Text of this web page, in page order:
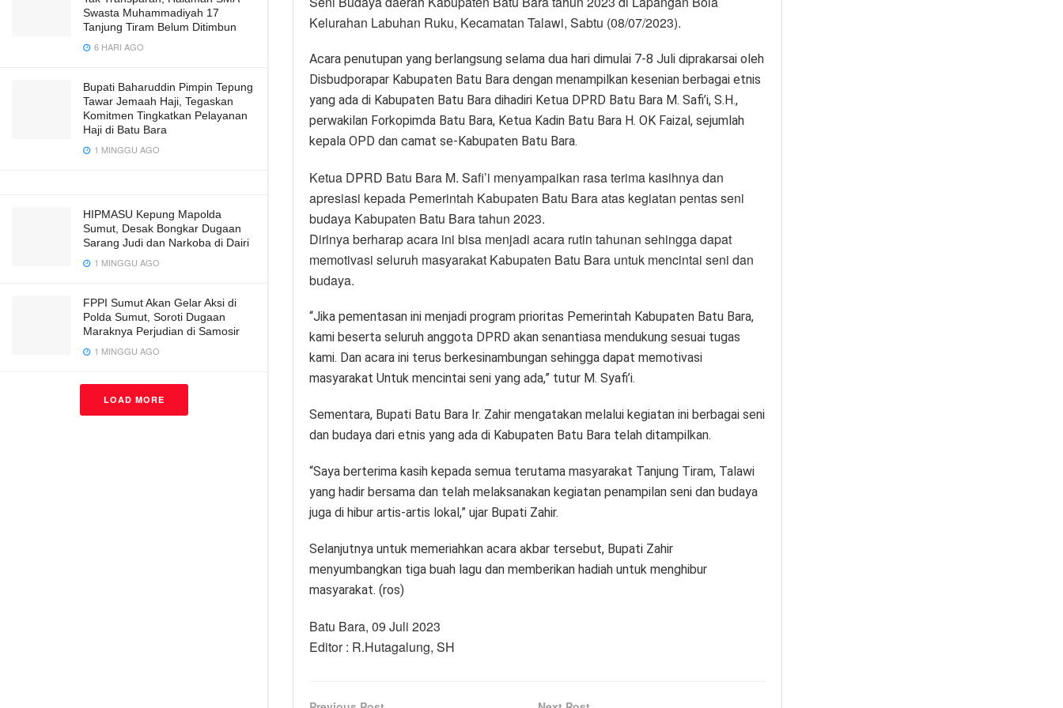
Swasta Muhammadiyah 17
Tanjung Tiram Belum Ditimbun
6 HARI AGO
Bupati Baharuddin Pimpin Tepung
Tawar Jemaah Haji, Tegaskan
Komitmen Tingkatkan Pelayanan
Haji di Batu Bara
1 MINGGU AGO
HIPMASU Kepung Mapolda
Sumut, Desak Bongkar Dugaan
Sarang Judi dan Narkoba di Dairi
1 MINGGU AGO
FPPI Sumut Akan Gelar Aksi di
Polda Sumut, Soroti Dugaan
Maraknya Perjudian di Samosir
1 MINGGU AGO
LOAD MORE
Kelurahan Labuhan Ruku, Kecamatan Talawi, Sabtu (08/07/2023).
Acara penutupan yang berlangsung selama dua hari dimulai 7-8 Juli diprakarsai oleh
Disbudporapar Kabupaten Batu Bara dengan menampilkan kesenian berbagai etnis
yang ada di Kabupaten Batu Bara dihadiri Ketua DPRD Batu Bara M. Safi’i, S.H.,
perwakilan Forkopimda Batu Bara, Ketua Kadin Batu Bara H. OK Faizal, sejumlah
kepala OPD dan camat se-Kabupaten Batu Bara.
Ketua DPRD Batu Bara M. Safi’i menyampaikan rasa terima kasihnya dan
apresiasi kepada Pemerintah Kabupaten Batu Bara atas kegiatan pentas seni
budaya Kabupaten Batu Bara tahun 2023.
Dirinya berharap acara ini bisa menjadi acara rutin tahunan sehingga dapat
memotivasi seluruh masyarakat Kabupaten Batu Bara untuk mencintai seni dan
budaya.
“Jika pementasan ini menjadi program prioritas Pemerintah Kabupaten Batu Bara,
kami beserta seluruh anggota DPRD akan senantiasa mendukung sesuai tugas
kami. Dan acara ini terus berkesinambungan sehingga dapat memotivasi
masyarakat Untuk mencintai seni yang ada,” tutur M. Syafi’i.
Sementara, Bupati Batu Bara Ir. Zahir mengatakan melalui kegiatan ini berbagai seni
dan budaya dari etnis yang ada di Kabupaten Batu Bara telah ditampilkan.
“Saya berterima kasih kepada semua terutama masyarakat Tanjung Tiram, Talawi
yang hadir bersama dan telah melaksanakan kegiatan penampilan seni dan budaya
juga di hibur artis-artis lokal,” ujar Bupati Zahir.
Selanjutnya untuk memeriahkan acara akbar tersebut, Bupati Zahir
menyumbangkan tiga buah lagu dan memberikan hadiah untuk menghibur
masyarakat. (ros)
Batu Bara, 09 Juli 2023
Editor : R.Hutagalung, SH